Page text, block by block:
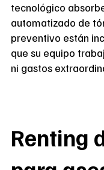
tecnológico
automatizado de
preventivo están
que su equipo
ni gastos
Renting